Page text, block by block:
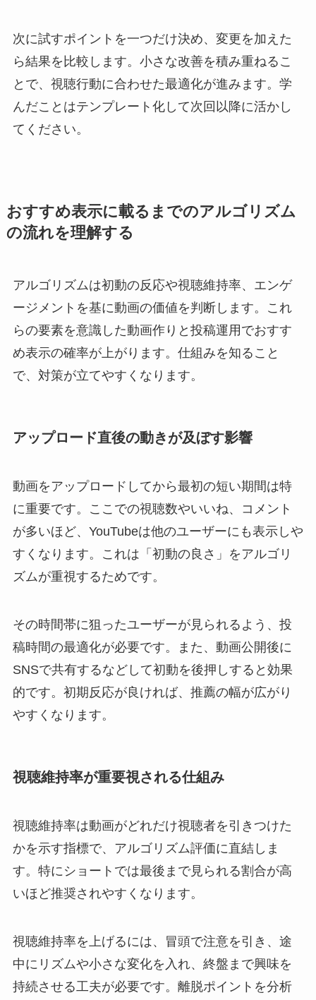
次に試すポイントを一つだけ決め、変更を加えた
ら結果を比較します。小さな改善を積み重ねるこ
とで、視聴行動に合わせた最適化が進みます。学
んだことはテンプレート化して次回以降に活かし
てください。
おすすめ表示に載るまでのアルゴリズム
の流れを理解する
アルゴリズムは初動の反応や視聴維持率、エンゲ
ージメントを基に動画の価値を判断します。これ
らの要素を意識した動画作りと投稿運用でおすす
め表示の確率が上がります。仕組みを知ること
で、対策が立てやすくなります。
アップロード直後の動きが及ぼす影響
動画をアップロードしてから最初の短い期間は特
に重要です。ここでの視聴数やいいね、コメント
が多いほど、YouTubeは他のユーザーにも表示しや
すくなります。これは「初動の良さ」をアルゴリ
ズムが重視するためです。
その時間帯に狙ったユーザーが見られるよう、投
稿時間の最適化が必要です。また、動画公開後に
SNSで共有するなどして初動を後押しすると効果
的です。初期反応が良ければ、推薦の幅が広がり
やすくなります。
視聴維持率が重要視される仕組み
視聴維持率は動画がどれだけ視聴者を引きつけた
かを示す指標で、アルゴリズム評価に直結しま
す。特にショートでは最後まで見られる割合が高
いほど推奨されやすくなります。
視聴維持率を上げるには、冒頭で注意を引き、途
中にリズムや小さな変化を入れ、終盤まで興味を
持続させる工夫が必要です。離脱ポイントを分析